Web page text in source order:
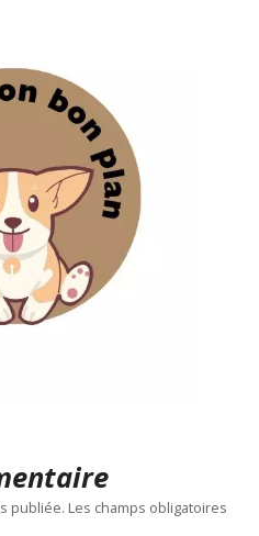
publiée. Les champs obligatoires